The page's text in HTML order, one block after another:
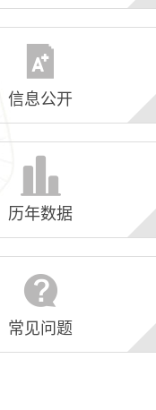
信息公开
历年数据
常见问题